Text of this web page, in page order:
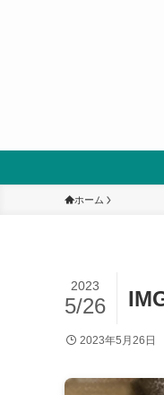
ホーム
2023
5/26
2023年5月26日